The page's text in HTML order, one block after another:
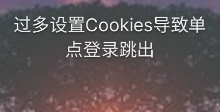
过多设置Cookies导致单
点登录跳出